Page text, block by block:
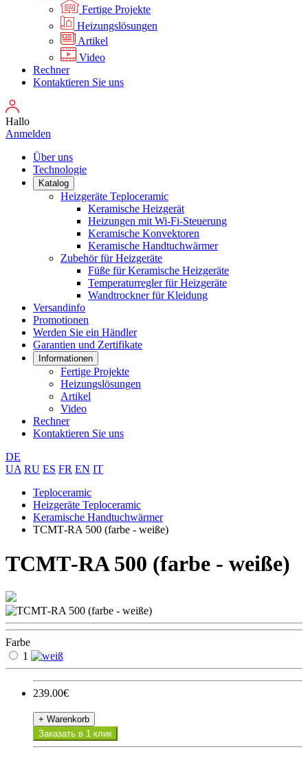
Fertige Projekte
Heizungslösungen
Artikel
Video
Rechner
Kontaktieren Sie uns
Hallo
Anmelden
Über uns
Technologie
Katalog
Heizgeräte Teploceramic
Keramische Heizgerät
Heizungen mit Wi-Fi-Steuerung
Keramische Konvektoren
Keramische Handtuchwärmer
Zubehör für Heizgeräte
Füße für Keramische Heizgeräte
Temperaturregler für Heizgeräte
Wandtrockner für Kleidung
Versandinfo
Promotionen
Werden Sie ein Händler
Garantien und Zertifikate
Informationen
Fertige Projekte
Heizungslösungen
Artikel
Video
Rechner
Kontaktieren Sie uns
DE
UA RU ES FR EN IT
Teploceramic
Heizgeräte Teploceramic
Keramische Handtuchwärmer
ТСМТ-RA 500 (farbe - weiße)
ТСМТ-RA 500 (farbe - weiße)
Farbe
1
239.00€
+ Warenkorb
Заказать в 1 клик